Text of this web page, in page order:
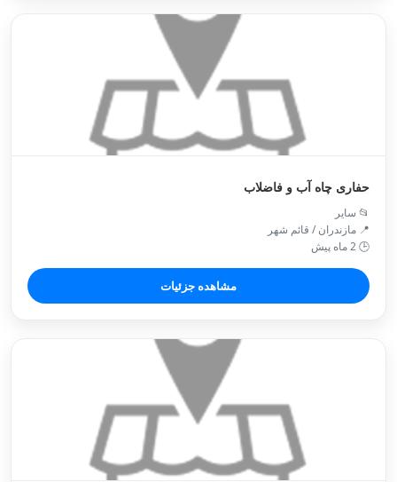
حفاری چاه آب و فاضلاب
📂 سایر
📍 مازندران / قائم شهر
🕒 2 ماه پیش
مشاهده جزئیات